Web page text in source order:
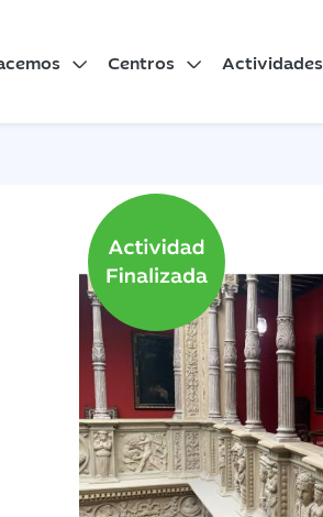
Centros Actividades